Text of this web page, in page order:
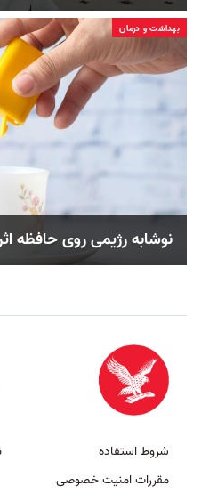
بهداشت و درمان
نوشابه رژیمی روی حافظه
شروط استفاده
مقررات امنیت خصوصی